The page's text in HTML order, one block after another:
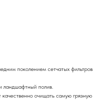
поколением сетчатых фильтров
ландшафтный полив.
очищать самую грязную